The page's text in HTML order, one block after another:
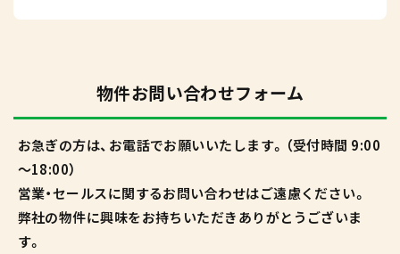
物件お問い合わせフォーム
お急ぎの方は、お電話でお願いいたします。（受付時間 9:00
～18:00）
営業・セールスに関するお問い合わせはご遠慮ください。
弊社の物件に興味をお持ちいただきありがとうございま
す。